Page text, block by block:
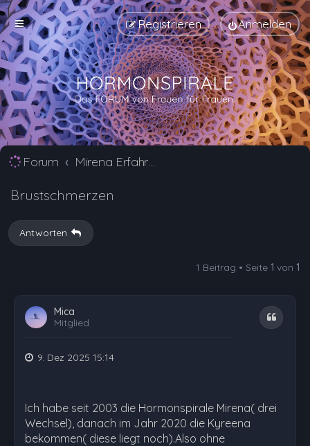
Anmelden
Registrieren
Forum Mirena Erfahrungsberichte und Nebenwirkungen
Brustschmerzen
Antworten
1 Beitrag • Seite 1 von 1
Mica
Mitglied
Zitat
9. Dez 2025 15:14
Ich habe seit 2003 die Hormonspirale Mirena( drei
Wechsel), danach im Jahr 2020 die Kyreena
bekommen( diese liegt noch).Also ohne